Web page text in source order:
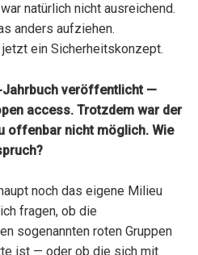
natürlich nicht ausreichend.
anders aufziehen.
ein Sicherheitskonzept.
Jahrbuch veröffentlicht —
access. Trotzdem war der
offenbar nicht möglich. Wie
noch das eigene Milieu
fragen, ob die
sogenannten roten Gruppen
ist — oder ob die sich mit